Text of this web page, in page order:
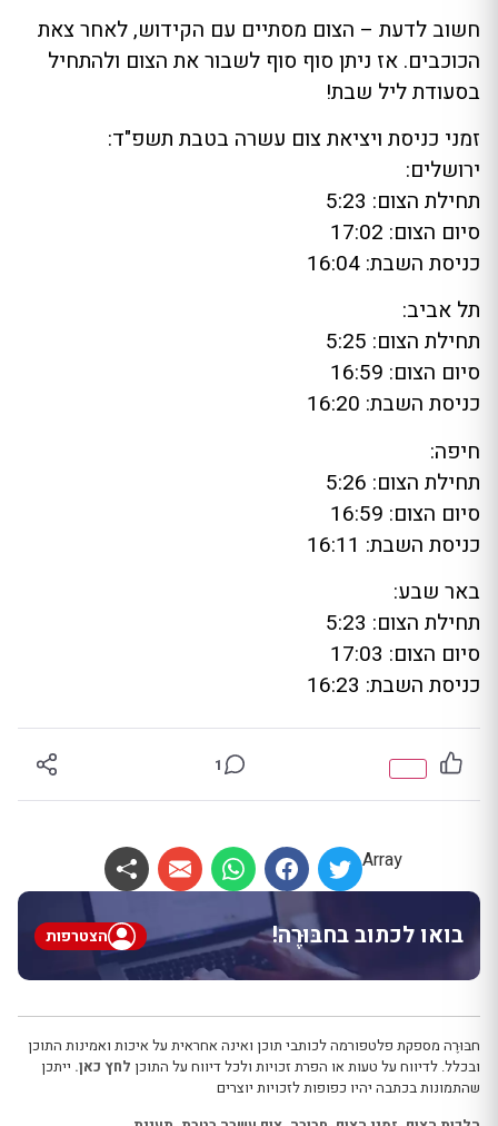
חשוב לדעת – הצום מסתיים עם הקידוש, לאחר צאת
הכוכבים. אז ניתן סוף סוף לשבור את הצום ולהתחיל
בסעודת ליל שבת!
זמני כניסת ויציאת צום עשרה בטבת תשפ"ד:
ירושלים:
תחילת הצום: 5:23
סיום הצום: 17:02
כניסת השבת: 16:04
תל אביב:
תחילת הצום: 5:25
סיום הצום: 16:59
כניסת השבת: 16:20
חיפה:
תחילת הצום: 5:26
סיום הצום: 16:59
כניסת השבת: 16:11
באר שבע:
תחילת הצום: 5:23
סיום הצום: 17:03
כניסת השבת: 16:23
1
Array
בואו לכתוב בחבּוּרֶה! הצטרפות
חבּוּרֶה מספקת פלטפורמה לכותבי תוכן ואינה אחראית על איכות ואמינות התוכן
ובכלל. לדיווח על טעות או הפרת זכויות ולכל דיווח על התוכן לחץ כאן. ייתכן
שהתמונות בכתבה יהיו כפופות לזכויות יוצרים